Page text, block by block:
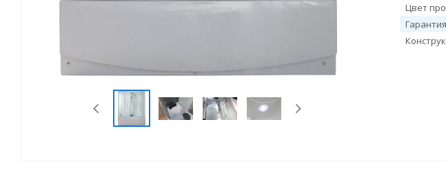
Цвет
Гарантия